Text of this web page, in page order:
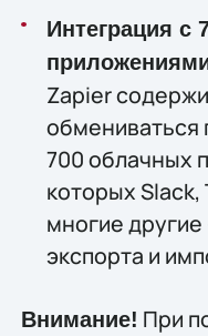
Интеграция с
Zapier
обмениваться
700 облачных
которых Slack,
многие другие
экспорта и
Внимание! При